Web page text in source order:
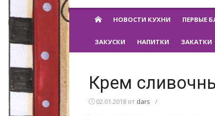
НОВОСТИ КУХНИ ПЕРВЫЕ
ЗАКУСКИ НАПИТКИ ЗАКАТКИ
Крем
02.01.2018 от dars /